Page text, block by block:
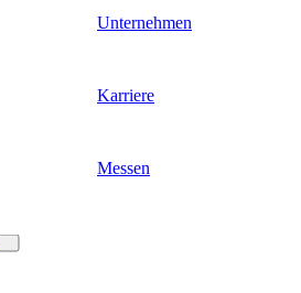
Unternehmen
Karriere
Messen